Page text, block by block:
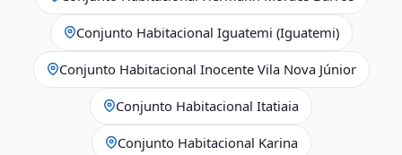
Conjunto Habitacional Iguatemi (Iguatemi)
Conjunto Habitacional Inocente Vila Nova Júnior
Conjunto Habitacional Itatiaia
Conjunto Habitacional Karina